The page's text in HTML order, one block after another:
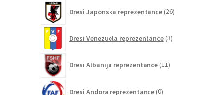
Dresi Japonska reprezentance 26izdelkov
Dresi Venezuela reprezentance 3izdelki
Dresi Albanija reprezentance 11izdelkov
Dresi Andora reprezentance 0